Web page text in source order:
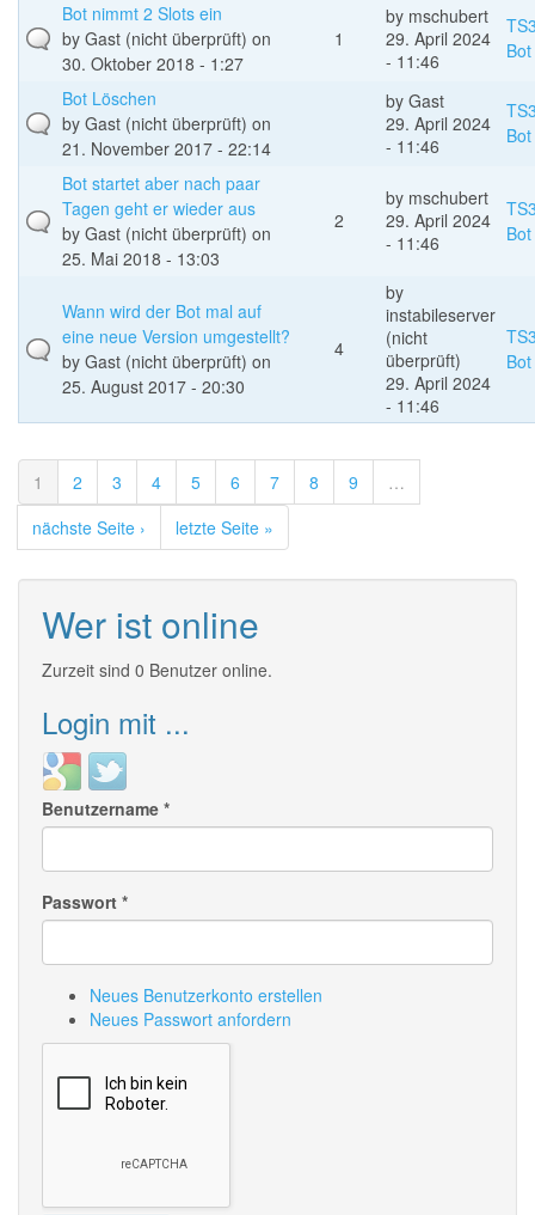
Bot nimmt 2 Slots ein
by Gast (nicht überprüft) on
30. Oktober 2018 - 1:27
1
by mschubert
29. April 2024
- 11:46
Bot
Bot Löschen
by Gast (nicht überprüft) on
21. November 2017 - 22:14
by Gast
29. April 2024
- 11:46
Bot
Bot startet aber nach paar
Tagen geht er wieder aus
by Gast (nicht überprüft) on
25. Mai 2018 - 13:03
2
by mschubert
29. April 2024
- 11:46
Bot
Wann wird der Bot mal auf
eine neue Version umgestellt?
by Gast (nicht überprüft) on
25. August 2017 - 20:30
4
by
instabileserver
(nicht
überprüft)
29. April 2024
- 11:46
Bot
1 2 3 4 5 6 7 8 9
…
nächste Seite ›
letzte Seite »
Wer ist online
Zurzeit sind 0 Benutzer online.
Login mit ...
Login
with
Google
Login
with
Twitter
Benutzername *
Passwort *
Neues Benutzerkonto erstellen
Neues Passwort anfordern